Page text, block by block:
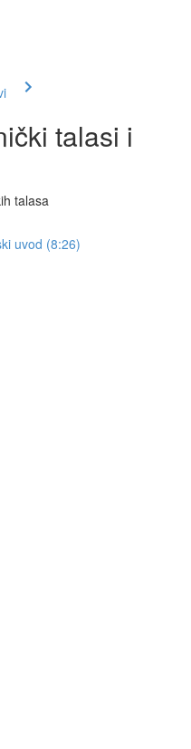
talasi i
talasa
uvod (8:26)